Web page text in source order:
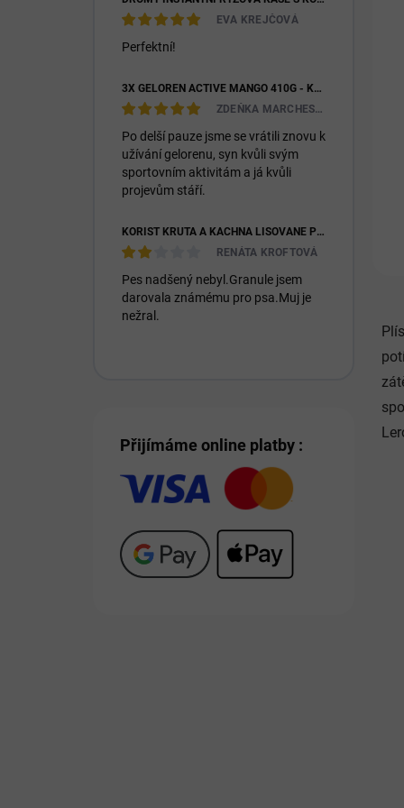
EVA KREJČOVÁ
Perfektní!
3X GELOREN ACTIVE MANGO 410G - KLOUBNÍ VÝŽIVA PRO LIDI (3X 90KS)
ZDEŇKA MARCHESIOVÁ
Po delší pauze jsme se vrátili znovu k
užívání gelorenu, syn kvůli svým
sportovním aktivitám a já kvůli
projevům stáří.
KOŘIST KRŮTA A KACHNA LISOVANÉ PRO DOSPĚLÉ I ŠTĚŇATA 26/14
RENÁTA KROFTOVÁ
Pes nadšený nebyl.Granule jsem
darovala známému pro psa.Muj je
nežral.
Přijímáme online platby :